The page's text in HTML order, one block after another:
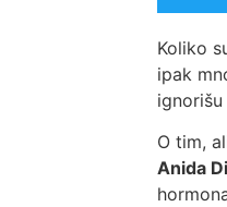
Koliko
ipak
O tim,
Anida